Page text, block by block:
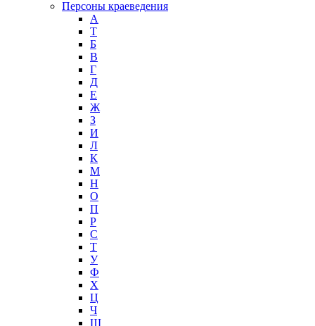
Персоны краеведения
А
T
Б
В
Г
Д
Е
Ж
З
И
Л
К
М
Н
О
П
Р
С
Т
У
Ф
Х
Ц
Ч
Ш